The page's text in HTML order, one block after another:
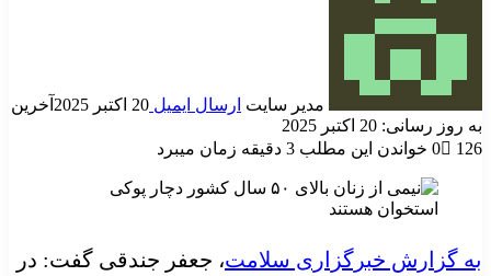
مدیر سایت ارسال ایمیل 20 اکتبر 2025
آخرین
به روز رسانی: 20 اکتبر 2025
0
126 خواندن این مطلب 3 دقیقه زمان میبرد
به گزارش خبرگزاری سلامت، جعفر جندقی گفت: در